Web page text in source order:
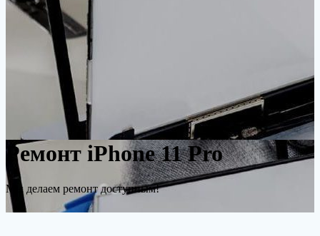
Ремонт iPhone 11 Pro
Мы делаем ремонт доступным!